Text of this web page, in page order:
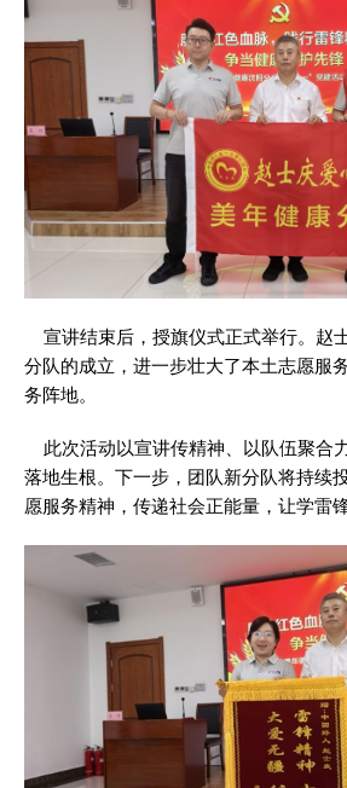
宣讲结束后，授旗仪式正式举行。赵
分队的成立，进一步壮大了本土志愿服
务阵地。
此次活动以宣讲传精神、以队伍聚合
落地生根。下一步，团队新分队将持续
愿服务精神，传递社会正能量，让学雷